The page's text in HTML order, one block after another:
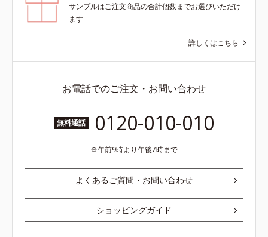
サンプルはご注文商品の合計個数までお選びいただけ
ます
詳しくはこちら
お電話でのご注文・お問い合わせ
無料通話 0120-010-010
午前9時より午後7時まで
よくあるご質問・お問い合わせ
ショッピングガイド